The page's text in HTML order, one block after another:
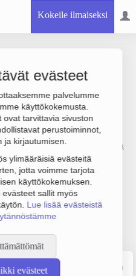
Kokeile ilmaiseksi
evästeet
palvelumme
käyttökokemusta.
tarvittavia sivuston
perustoiminnot,
ja kirjautumisen.
ylimääräisiä evästeitä
jotta voimme tarjota
käyttökokemuksen.
sallit myös
Lue lisää evästeistä
evästeet
Oy
liikevaihto on 3.1 milj. € ja
on Sisävesiliikenteen
1978 ja sijainti Tampere.
(OY).
Lähde: YTJ, PRH, Traficom